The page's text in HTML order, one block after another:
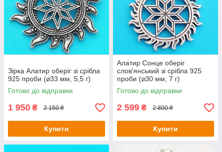
Зірка Алатир оберіг зі срібла
925 проби (⌀33 мм, 5,5 г)
Готово до відправки
1 950 ₴ 2 150 ₴
Купити
Алатир Сонце оберіг
слов'янський зі срібла 925
проби (⌀30 мм, 7 г)
Готово до відправки
2 599 ₴ 2 800 ₴
Купити